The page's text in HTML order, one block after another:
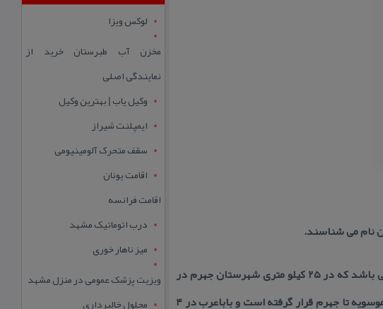
نام می شناسند.
آدرس : روستای موسویه یكی از روستاهای استان فارس شهرستان جهرم بخش كردیان می باشد كه در ۲۵ كیلو متری شهرستان جهرم در
جاده جهرم به فسا قرار گرفته است. شهر قطب اباد در ۹كیلو متری این روستادر حد فاصل موسویه تا جهرم قرار گرفته است و باباعرب در ۴
لوکس ویزا
مخزن آب طبرستان خرید از
نمایندگی اصلی
وکیل یاب | بهترین وکیل
ایمپلنت شیراز
سقف متحرک آلومینیومی
اقامت یونان
اقامت فرانسه
درب اتوماتیک مشهد
میز ناهار خوری
ویزیت پزشک عمومی در منزل مشهد
محلول خالبرداری